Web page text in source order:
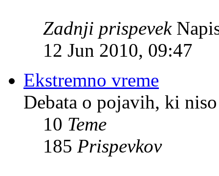
Zadnji prispevek
12 Jun 2010, 09:47
Ekstremno vreme
Debata o pojavih, ki
10 Teme
185 Prispevkov